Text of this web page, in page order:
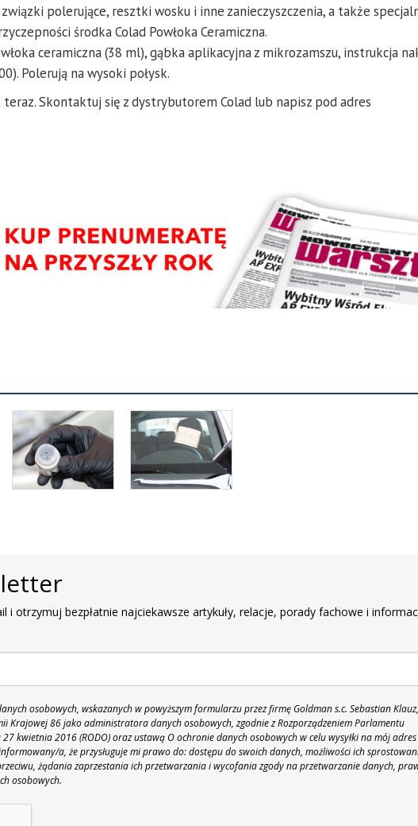
związki polerujące, resztki wosku i inne zanieczyszczenia, a także
środka Colad Powłoka Ceramiczna.
ceramiczna (38 ml), gąbka aplikacyjna z mikrozamszu, instrukcja
Polerują na wysoki połysk.
Skontaktuj się z dystrybutorem Colad lub napisz pod adres
i otrzymuj bezpłatnie najciekawsze artykuły, relacje, porady fachowe i
osobowych, wskazanych w powyższym formularzu przez firmę Goldman s.c. Sebastian
Krajowej 86 jako administratora danych osobowych, zgodnie z Rozporządzeniem Parlamentu
kwietnia 2016 (RODO) oraz ustawą O ochronie danych osobowych w celu wysyłki na mój
a, że przysługuje mi prawo do: dostępu do swoich danych, możliwości ich
żądania zaprzestania ich przetwarzania i wycofania zgody na przetwarzanie danych,
osobowych.